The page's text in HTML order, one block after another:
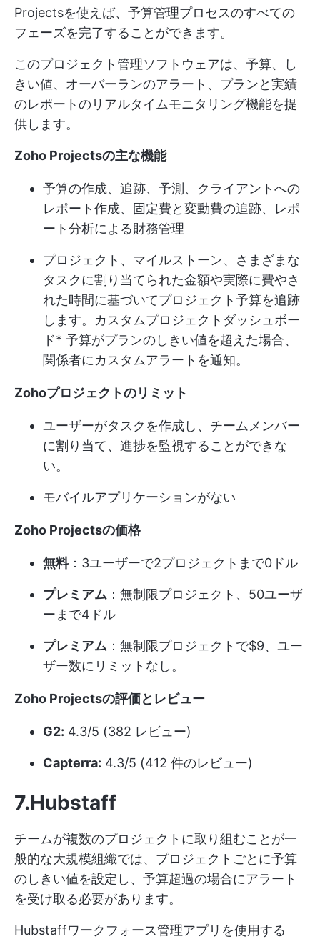
Projectsを使えば、予算管理プロセスのすべての
フェーズを完了することができます。
このプロジェクト管理ソフトウェアは、予算、し
きい値、オーバーランのアラート、プランと実績
のレポートのリアルタイムモニタリング機能を提
供します。
Zoho Projectsの主な機能
予算の作成、追跡、予測、クライアントへの
レポート作成、固定費と変動費の追跡、レポ
ート分析による財務管理
プロジェクト、マイルストーン、さまざまな
タスクに割り当てられた金額や実際に費やさ
れた時間に基づいてプロジェクト予算を追跡
します。 カスタムプロジェクトダッシュボー
ド* 予算がプランのしきい値を超えた場合、
関係者にカスタムアラートを通知。
Zohoプロジェクトのリミット
ユーザーがタスクを作成し、チームメンバー
に割り当て、進捗を監視することができな
い。
モバイルアプリケーションがない
Zoho Projectsの価格
無料：3ユーザーで2プロジェクトまで0ドル
プレミアム ：無制限プロジェクト、50ユーザ
ーまで4ドル
プレミアム ：無制限プロジェクトで$9、ユー
ザー数にリミットなし。
Zoho Projectsの評価とレビュー
G2: 4.3/5 (382 レビュー)
Capterra: 4.3/5 (412 件のレビュー)
7.Hubstaff
チームが複数のプロジェクトに取り組むことが一
般的な大規模組織では、プロジェクトごとに予算
のしきい値を設定し、予算超過の場合にアラート
を受け取る必要があります。
Hubstaffワークフォース管理アプリを使用する